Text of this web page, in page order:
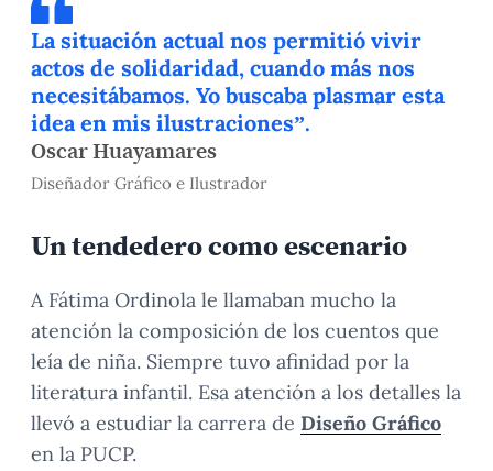
La situación actual nos permitió vivir
actos de solidaridad, cuando más nos
necesitábamos. Yo buscaba plasmar esta
idea en mis ilustraciones”.
Oscar Huayamares
Diseñador Gráfico e Ilustrador
Un tendedero como escenario
A Fátima Ordinola le llamaban mucho la
atención la composición de los cuentos que
leía de niña. Siempre tuvo afinidad por la
literatura infantil. Esa atención a los detalles la
llevó a estudiar la carrera de Diseño Gráfico
en la PUCP.